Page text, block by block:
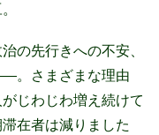
の先行きへの不安、
。さまざまな理由
じわじわ増え続けて
在者は減りました